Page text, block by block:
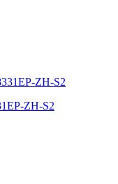
ZH-S2